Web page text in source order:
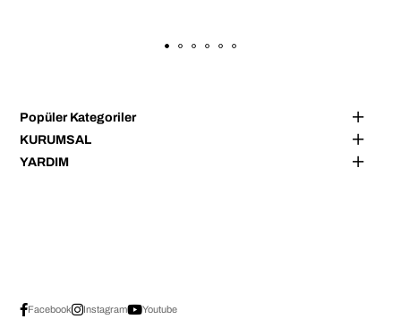
Popüler Kategoriler
KURUMSAL
YARDIM
Facebook Instagram Youtube